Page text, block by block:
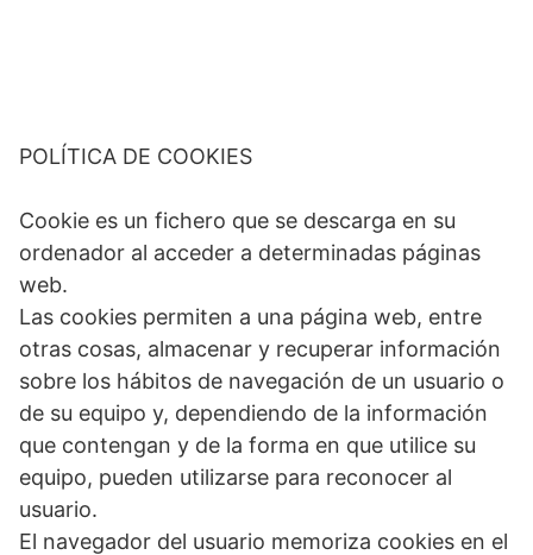
POLÍTICA DE COOKIES
Cookie es un fichero que se descarga en su
ordenador al acceder a determinadas páginas
web.
Las cookies permiten a una página web, entre
otras cosas, almacenar y recuperar información
sobre los hábitos de navegación de un usuario o
de su equipo y, dependiendo de la información
que contengan y de la forma en que utilice su
equipo, pueden utilizarse para reconocer al
usuario.
El navegador del usuario memoriza cookies en el